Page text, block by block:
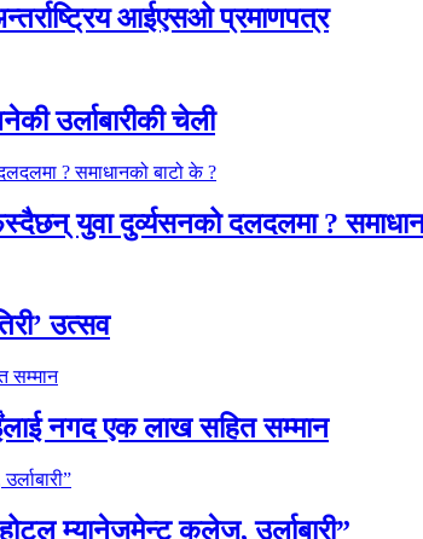
आईएसओ प्रमाणपत्र
उर्लाबारीकी चेली
युवा दुर्व्यसनको दलदलमा ?
उत्सव
नगद एक लाख सहित सम्मान
म्यानेजमेन्ट कलेज, उर्लाबारी”